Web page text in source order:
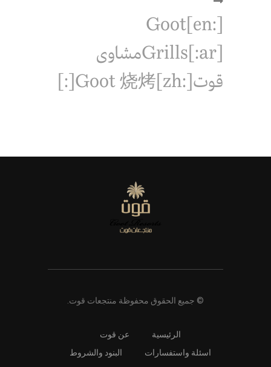
[:en]Goot
Grills[:ar]مشاوى
قوت[:zh]Goot 烧烤[:]
© جميع الحقوق محفوظة منتجعات قوت.
الرئيسية
عن قوت
اسئلة واستفسارات
البنود والشروط